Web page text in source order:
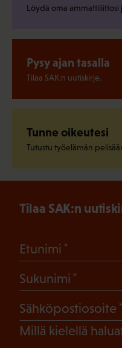
Löydä oma ammattiliittosi
Pysy ajan tasalla
Tilaa SAK:n uutiskirje.
Tunne oikeutesi
Tutustu työelämän
Tilaa SAK:n
Etunimi
Sukunimi
Sähköpostiosoite
Millä kielellä